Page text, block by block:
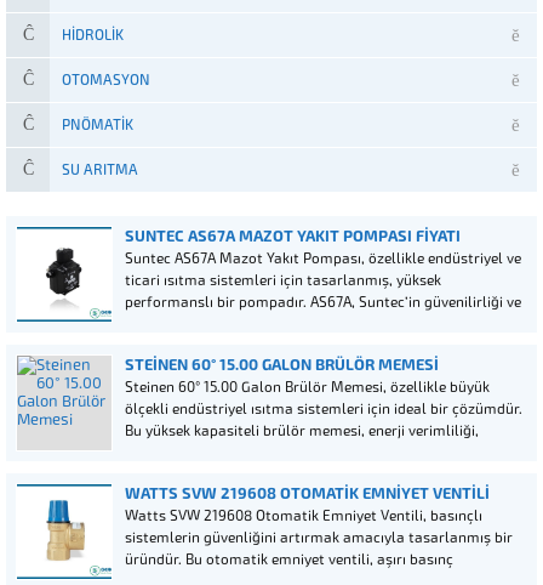
HIDROLIK
OTOMASYON
PNÖMATIK
SU ARITMA
SUNTEC AS67A MAZOT YAKIT POMPASI FIYATI
Suntec AS67A Mazot Yakıt Pompası, özellikle endüstriyel ve
ticari ısıtma sistemleri için tasarlanmış, yüksek
performanslı bir pompadır. AS67A, Suntec’in güvenilirliği ve
STEINEN 60° 15.00 GALON BRÜLÖR MEMESI
Steinen 60° 15.00 Galon Brülör Memesi, özellikle büyük
ölçekli endüstriyel ısıtma sistemleri için ideal bir çözümdür.
Bu yüksek kapasiteli brülör memesi, enerji verimliliği,
WATTS SVW 219608 OTOMATIK EMNIYET VENTILI
Watts SVW 219608 Otomatik Emniyet Ventili, basınçlı
sistemlerin güvenliğini artırmak amacıyla tasarlanmış bir
üründür. Bu otomatik emniyet ventili, aşırı basınç